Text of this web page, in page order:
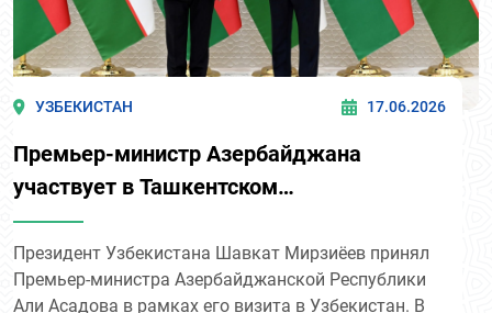
УЗБЕКИСТАН 17.06.2026
Премьер-министр Азербайджана
участвует в Ташкентском
международном инвестиционном
форуме
Президент Узбекистана Шавкат Мирзиёев принял
Премьер-министра Азербайджанской Республики
Али Асадова в рамках его визита в Узбекистан. В